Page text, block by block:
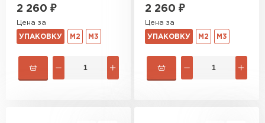
2 260 ₽
Цена за
УПАКОВКУ М2 М3
2 260 ₽
Цена за
УПАКОВКУ М2 М3